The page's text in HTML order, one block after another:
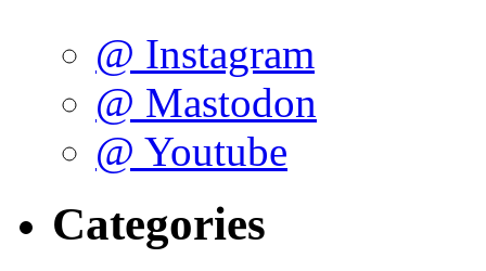
@ Instagram
@ Mastodon
@ Youtube
Categories